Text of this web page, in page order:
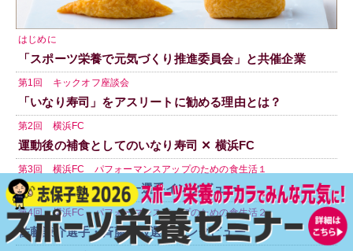
はじめに
「スポーツ栄養で元気づくり推進委員会」と共催企業
第1回 キックオフ座談会
「いなり寿司」をアスリートに勧める理由とは？
第2回 横浜FC
運動後の補食としてのいなり寿司 ✕ 横浜FC
第3回 横浜FC パフォーマンスアップのための食生活１
南 雄太選手・田代真一選手インタビュー
第4回 横浜FC パフォーマンスアップのための食生活２
佐藤謙介選手・斉藤光毅選手インタビュー